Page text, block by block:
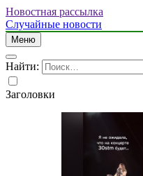
Новостная рассылка
Случайные новости
Меню
Найти:
Заголовки